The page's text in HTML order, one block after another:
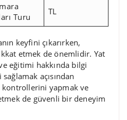
Turu
TL
keyfini çıkarırken,
etmek de önemlidir. Yat
eğitimi hakkında bilgi
açısından
kontrollerini yapmak ve
de güvenli bir deneyim